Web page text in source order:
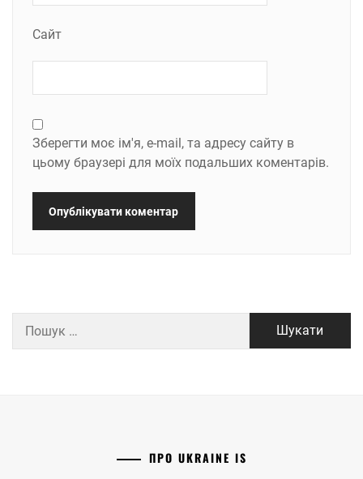
Сайт
Зберегти моє ім'я, e-mail, та адресу сайту в
цьому браузері для моїх подальших коментарів.
ПРО UKRAINE IS